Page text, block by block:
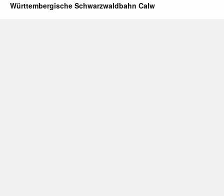
Württembergische Schwarzwaldbahn Calw